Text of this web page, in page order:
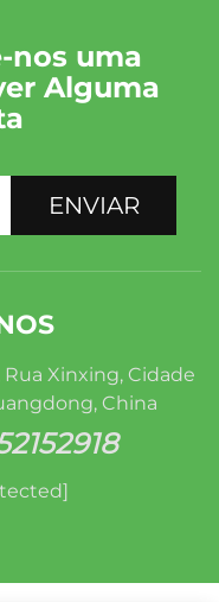
nos uma
Alguma
ENVIAR
Rua Xinxing, Cidade
China